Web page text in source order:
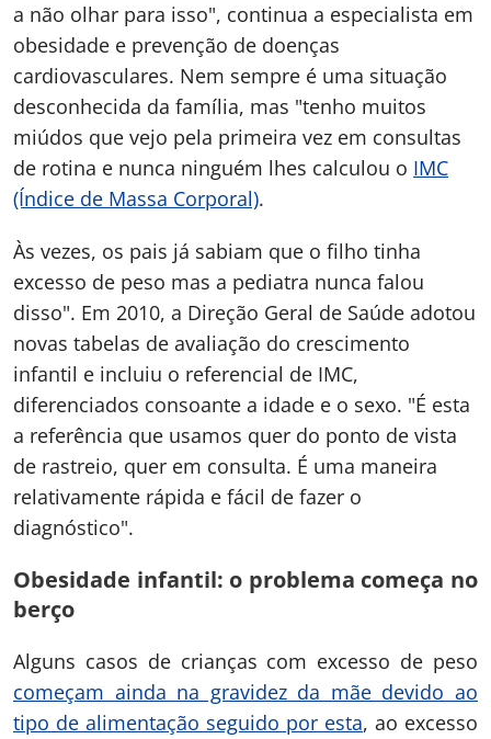
a não olhar para isso", continua a especialista em
obesidade e prevenção de doenças
cardiovasculares. Nem sempre é uma situação
desconhecida da família, mas "tenho muitos
miúdos que vejo pela primeira vez em consultas
de rotina e nunca ninguém lhes calculou o IMC
(Índice de Massa Corporal).
Às vezes, os pais já sabiam que o filho tinha
excesso de peso mas a pediatra nunca falou
disso". Em 2010, a Direção Geral de Saúde adotou
novas tabelas de avaliação do crescimento
infantil e incluiu o referencial de IMC,
diferenciados consoante a idade e o sexo. "É esta
a referência que usamos quer do ponto de vista
de rastreio, quer em consulta. É uma maneira
relativamente rápida e fácil de fazer o
diagnóstico".
Obesidade infantil: o problema começa no
berço
Alguns casos de crianças com excesso de peso
começam ainda na gravidez da mãe devido ao
tipo de alimentação seguido por esta, ao excesso